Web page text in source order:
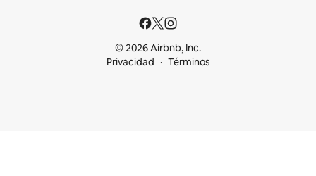
© 2026 Airbnb, Inc.
Privacidad
Términos